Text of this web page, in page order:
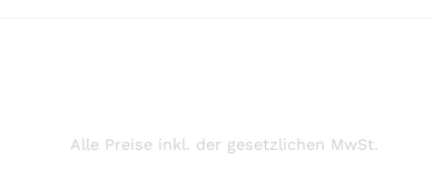
Alle Preise inkl. der gesetzlichen MwSt.